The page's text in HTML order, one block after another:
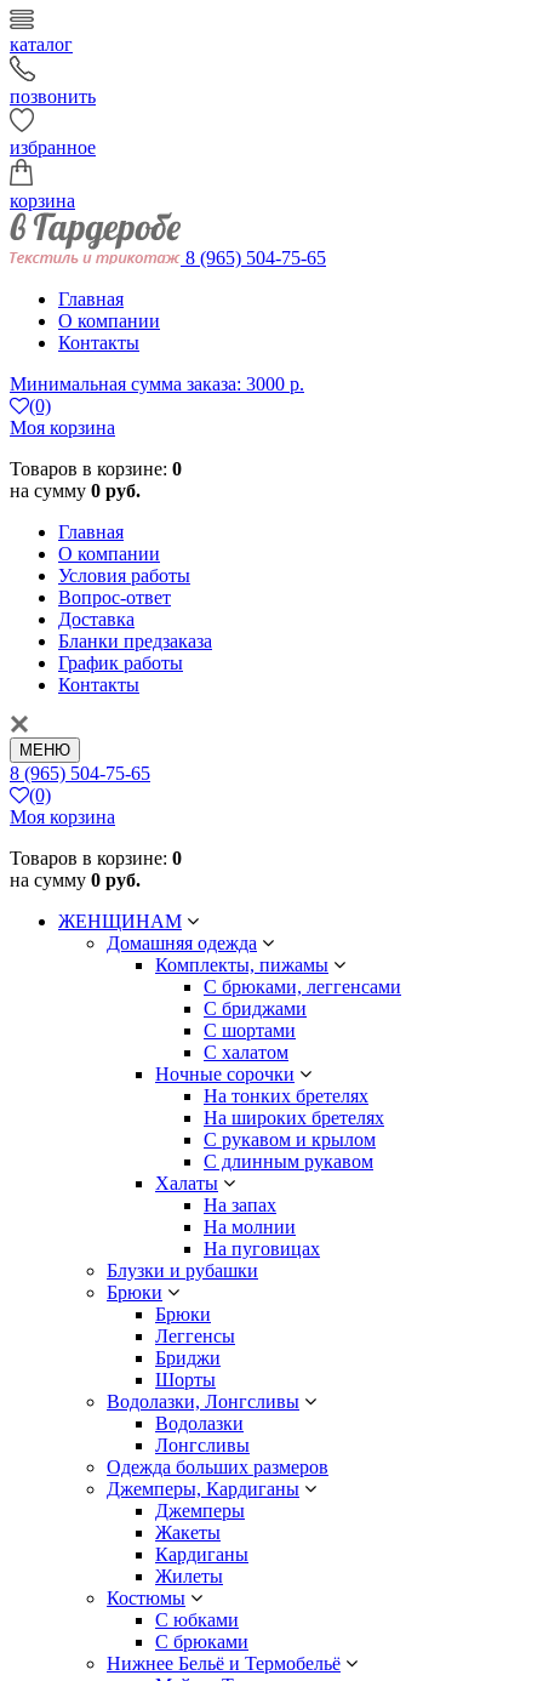
каталог
позвонить
избранное
корзина
8 (965) 504-75-65
Главная
О компании
Контакты
Минимальная сумма заказа: 3000 р.
(0)
Моя корзина
Товаров в корзине: 0
на сумму 0 руб.
Главная
О компании
Условия работы
Вопрос-ответ
Доставка
Бланки предзаказа
График работы
Контакты
МЕНЮ
8 (965) 504-75-65
(0)
Моя корзина
Товаров в корзине: 0
на сумму 0 руб.
ЖЕНЩИНАМ
Домашняя одежда
Комплекты, пижамы
С брюками, леггенсами
С бриджами
С шортами
С халатом
Ночные сорочки
На тонких бретелях
На широких бретелях
С рукавом и крылом
С длинным рукавом
Халаты
На запах
На молнии
На пуговицах
Блузки и рубашки
Брюки
Брюки
Леггенсы
Бриджи
Шорты
Водолазки, Лонгсливы
Водолазки
Лонгсливы
Одежда больших размеров
Джемперы, Кардиганы
Джемперы
Жакеты
Кардиганы
Жилеты
Костюмы
С юбками
С брюками
Нижнее Бельё и Термобельё